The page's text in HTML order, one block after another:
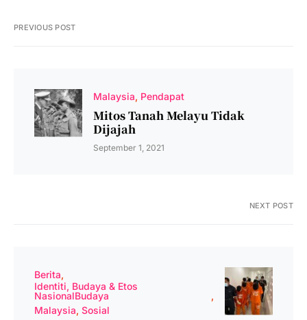
PREVIOUS POST
Malaysia Pendapat
Mitos Tanah Melayu Tidak
Dijajah
September 1, 2021
NEXT POST
Berita
Identiti, Budaya & Etos
NasionalBudaya
Malaysia Sosial